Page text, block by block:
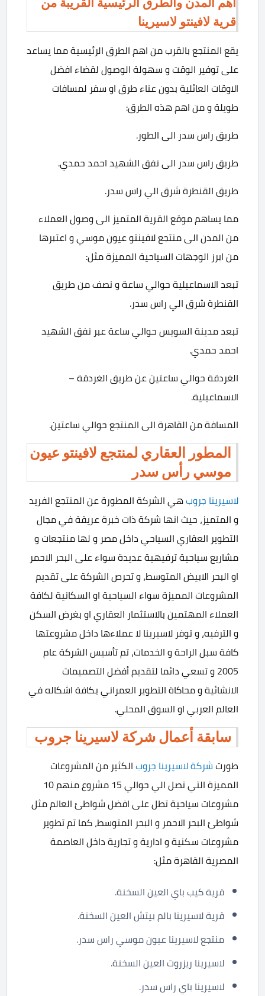
قرية لافينتو لاسيرينا
يقع المنتجع بالقرب من اهم الطرق الرئيسية مما يساعد
على توفير الوقت و سهولة الوصول لقضاء افضل
الاوقات العائلية بدون عناء طرق او سفر لمسافات
طويلة و من اهم هذه الطرق:
طريق راس سدر الى الطور.
طريق راس سدر الى نفق الشهيد احمد حمدي.
طريق القنطرة شرق الي راس سدر.
مما يساهم موقع القرية المتميز الى وصول العملاء
من المدن الى منتجع لافينتو عيون موسي و اعتبرها
من ابرز الوجهات السياحية المميزة مثل:
تبعد الاسماعيلية حوالي ساعة و نصف من طريق
القنطرة شرق الي راس سدر.
تبعد مدينة السويس حوالي ساعة عبر نفق الشهيد
احمد حمدي.
الغردقة حوالي ساعتين عن طريق الغردقة –
الاسماعيلية.
المسافة من القاهرة الى المنتجع حوالي ساعتين.
المطور العقاري لمنتجع لافينتو عيون
موسي رأس سدر
لاسيرينا جروبهي الشركة المطورة عن المنتجع الفريد
و المتميز، حيث انها شركة ذات خبرة عريقة في مجال
التطوير العقاري السياحي داخل مصر و لها منتجعات و
مشاريع سياحية ترفيهية عديدة سواء على البحر الاحمر
او البحر الابيض المتوسط، و تحرص الشركة على تقديم
المشروعات المميزة سواء السياحية او السكانية لكافة
العملاء المهتمين بالاستثمار العقاري او بغرض السكن
و الترفيه، و توفر لاسيرينا لا عملاءها داخل مشروعتها
كافة سبل الراحة و الخدمات، تم تأسيس الشركة عام
2005 و تسعي دائما لتقديم أفضل التصميمات
الانشائية و محاكاة التطوير العمراني بكافة اشكاله في
العالم العربي او السوق المحلي.
سابقة أعمال شركة لاسيرينا جروب
طورتشركة لاسيرينا جروبالكثير من المشروعات
المميزة التي تصل الي حوالي 15 مشروع منهم 10
مشروعات سياحية تطل على افضل شواطئ العالم مثل
شواطئ البحر الاحمر و البحر المتوسط، كما تم تطوير
مشروعات سكنية و ادارية و تجارية داخل العاصمة
المصرية القاهرة مثل:
قرية كيب باي العين السخنة.
قرية لاسيرينا بالم بيتش العين السخنة.
منتجع لاسيرينا عيون موسي راس سدر.
لاسيرينا ريزروت العين السخنة.
لاسيرينا باي راس سدر.